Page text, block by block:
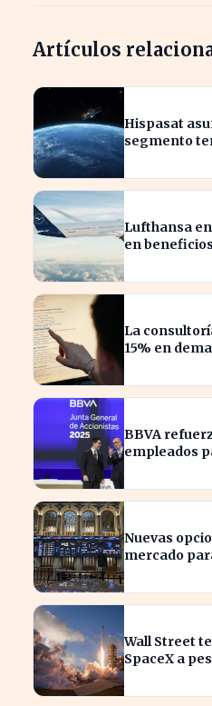
Artículos
Hispasat
segmento
Lufthansa
en
La
15% en
BBVA
empleados
Nuevas
mercado
Wall Street
SpaceX a